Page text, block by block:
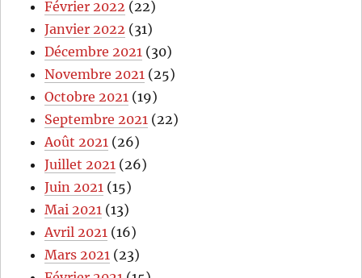
Février 2022 (22)
Janvier 2022 (31)
Décembre 2021 (30)
Novembre 2021 (25)
Octobre 2021 (19)
Septembre 2021 (22)
Août 2021 (26)
Juillet 2021 (26)
Juin 2021 (15)
Mai 2021 (13)
Avril 2021 (16)
Mars 2021 (23)